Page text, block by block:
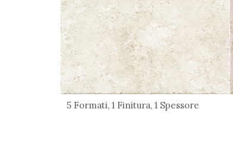
5 Formati, 1 Finitura, 1 Spessore